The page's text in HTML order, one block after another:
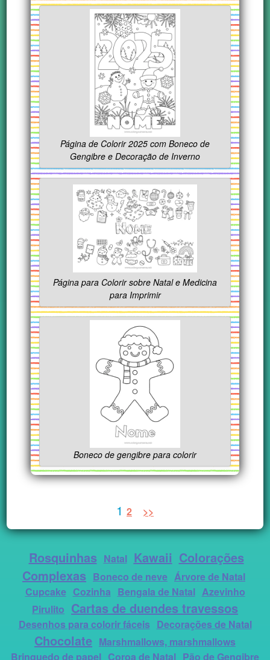
Página de Colorir 2025 com Boneco de
Gengibre e Decoração de Inverno
Página para Colorir sobre Natal e Medicina
para Imprimir
Boneco de gengibre para colorir
1 2 >>
Rosquinhas Natal Kawaii Colorações
Complexas Boneco de neve Árvore de Natal
Cupcake Cozinha Bengala de Natal Azevinho
Pirulito Cartas de duendes travessos
Desenhos para colorir fáceis Decorações de Natal
Chocolate Marshmallows, marshmallows
Brinquedo de papel Coroa de Natal Pão de Gengibre